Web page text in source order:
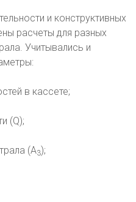
и конструктивных
расчеты для разных
Учитывались и
в кассете;
(Q);
(A3);